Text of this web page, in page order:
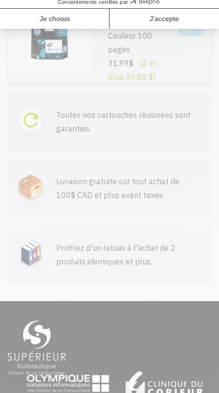
3YM55AN #67 -
Couleur 100
pages
31,99$
(2 et
plus 30,80 $)
Ajouter
Toutes nos cartouches réusinées sont
garanties.
Livraison gratuite sur tout achat de
100$ CAD et plus avant taxes.
Profitez d'un rabais à l'achat de 2
produits identiques et plus.